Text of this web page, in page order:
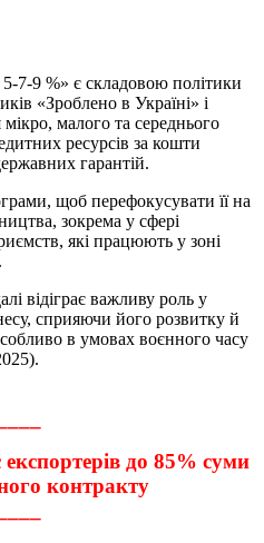
7-9 %» є складовою політики
«Зроблено в Україні» і
малого та середнього
ресурсів за кошти
гарантій.
щоб перефокусувати її на
зокрема у сфері
які працюють у зоні
відіграє важливу роль у
сприяючи його розвитку й
в умовах воєнного часу
до 85% суми
контракту